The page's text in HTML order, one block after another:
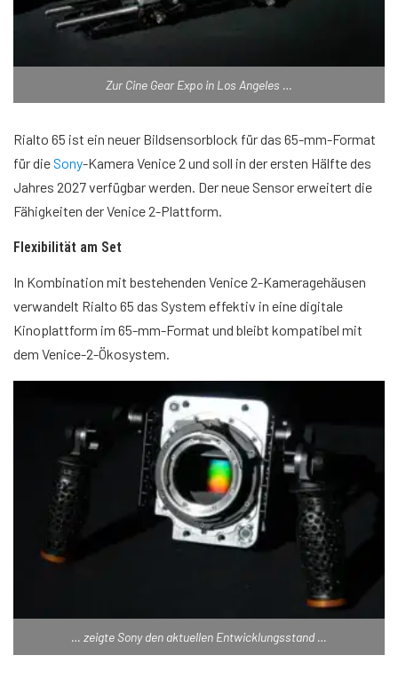
Zur Cine Gear Expo in Los Angeles …
Rialto 65 ist ein neuer Bildsensorblock für das 65-mm-Format
für dieSony-Kamera Venice 2 und soll in der ersten Hälfte des
Jahres 2027 verfügbar werden. Der neue Sensor erweitert die
Fähigkeiten der Venice 2-Plattform.
Flexibilität am Set
In Kombination mit bestehenden Venice 2-Kameragehäusen
verwandelt Rialto 65 das System effektiv in eine digitale
Kinoplattform im 65-mm-Format und bleibt kompatibel mit
dem Venice-2-Ökosystem.
… zeigte Sony den aktuellen Entwicklungsstand …